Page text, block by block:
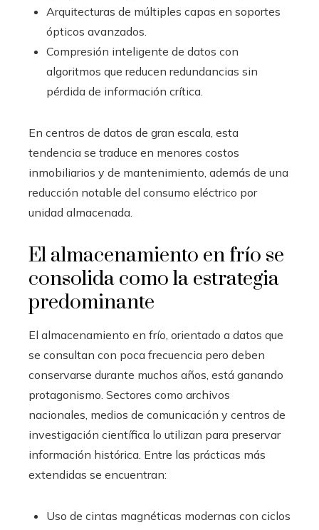
Arquitecturas de múltiples capas en soportes
ópticos avanzados.
Compresión inteligente de datos con
algoritmos que reducen redundancias sin
pérdida de información crítica.
En centros de datos de gran escala, esta
tendencia se traduce en menores costos
inmobiliarios y de mantenimiento, además de una
reducción notable del consumo eléctrico por
unidad almacenada.
El almacenamiento en frío se
consolida como la estrategia
predominante
El almacenamiento en frío, orientado a datos que
se consultan con poca frecuencia pero deben
conservarse durante muchos años, está ganando
protagonismo. Sectores como archivos
nacionales, medios de comunicación y centros de
investigación científica lo utilizan para preservar
información histórica. Entre las prácticas más
extendidas se encuentran:
Uso de cintas magnéticas modernas con ciclos